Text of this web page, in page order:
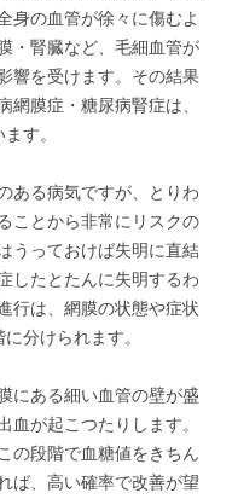
身の血管が徐々に傷むよ
・腎臓など、毛細血管が
響を受けます。その結果
網膜症・糖尿病腎症は、
す。
ある病気ですが、とりわ
ことから非常にリスクの
うっておけば失明に直結
したとたんに失明するわ
行は、網膜の状態や症状
分けられます。
にある細い血管の壁が盛
血が起こつたりします。
の段階で血糖値をきちん
ば、高い確率で改善が望